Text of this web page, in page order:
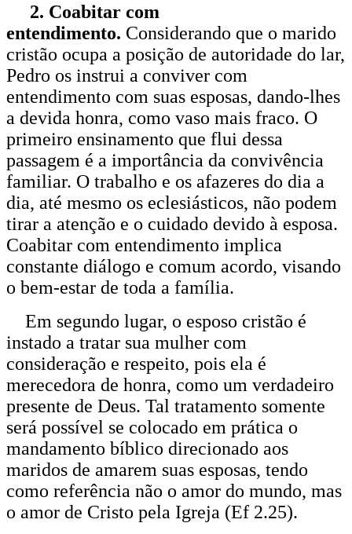
2. Coabitar com
entendimento. Considerando que o marido
cristão ocupa a posição de autoridade do lar,
Pedro os instrui a conviver com
entendimento com suas esposas, dando-lhes
a devida honra, como vaso mais fraco. O
primeiro ensinamento que flui dessa
passagem é a importância da convivência
familiar. O trabalho e os afazeres do dia a
dia, até mesmo os eclesiásticos, não podem
tirar a atenção e o cuidado devido à esposa.
Coabitar com entendimento implica
constante diálogo e comum acordo, visando
o bem-estar de toda a família.
Em segundo lugar, o esposo cristão é
instado a tratar sua mulher com
consideração e respeito, pois ela é
merecedora de honra, como um verdadeiro
presente de Deus. Tal tratamento somente
será possível se colocado em prática o
mandamento bíblico direcionado aos
maridos de amarem suas esposas, tendo
como referência não o amor do mundo, mas
o amor de Cristo pela Igreja (Ef 2.25).